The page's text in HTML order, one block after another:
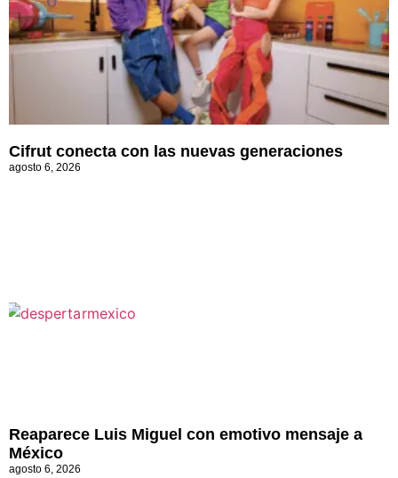
Cifrut conecta con las nuevas generaciones
agosto 6, 2026
Reaparece Luis Miguel con emotivo mensaje a
México
agosto 6, 2026